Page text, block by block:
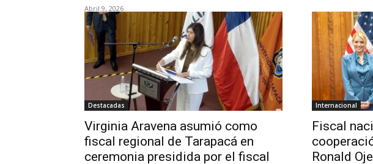
Abril 9, 2026
Destacadas
Virginia Aravena asumió como
fiscal regional de Tarapacá en
ceremonia presidida por el fiscal
Internacional
Fiscal
Ronald